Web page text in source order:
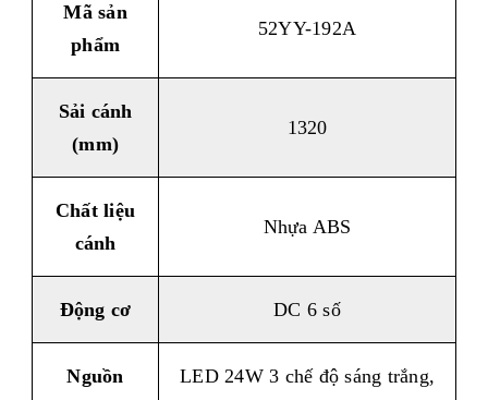
Mã sản
phẩm
52YY-192A
Sải cánh
(mm)
1320
Chất liệu
cánh
Nhựa ABS
Động cơ DC 6 số
Nguồn
LED 24W 3 chế độ sáng trắng,